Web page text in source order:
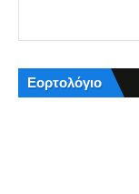
Εορτολόγιο